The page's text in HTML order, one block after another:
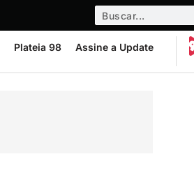
Plateia 98 Assine a Update